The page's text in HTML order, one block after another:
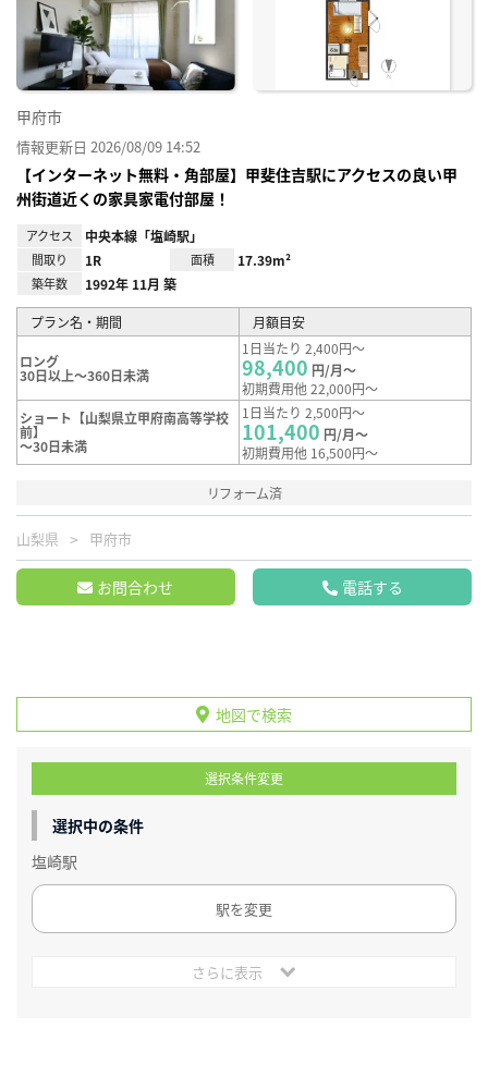
甲府市
情報更新日 2026/08/09 14:52
【インターネット無料・角部屋】甲斐住吉駅にアクセスの良い甲
州街道近くの家具家電付部屋！
アクセス 中央本線「塩崎駅」
間取り 1R 面積 17.39m²
築年数 1992年 11月 築
プラン名・期間 月額目安
ロング
30日以上～360日未満
1日当たり 2,400円～
98,400 円/月～
初期費用他 22,000円～
ショート【山梨県立甲府南高等学校
前】
～30日未満
1日当たり 2,500円～
101,400 円/月～
初期費用他 16,500円～
リフォーム済
山梨県 甲府市
お問合わせ 電話する
地図で検索
選択条件変更
選択中の条件
塩崎駅
駅を変更
さらに表示